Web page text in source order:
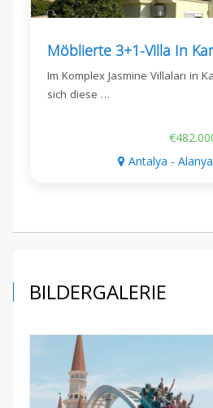
Im Komplex Jasmine Villaları in
sich diese …
Antalya -
BILDERGALERIE